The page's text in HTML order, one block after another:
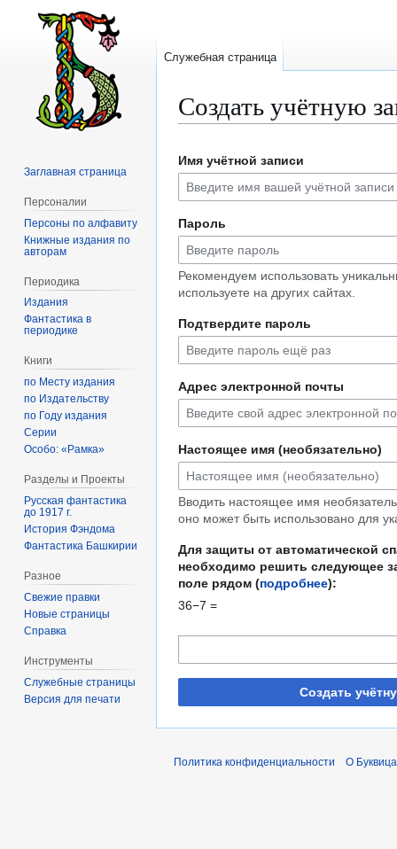
Создать учётную
к
навигации
к
поиску
Имя учётной записи
Пароль
Рекомендуем использовать
используете на других сайтах.
Подтвердите пароль
Адрес электронной почты
Настоящее имя (необязательно)
Вводить настоящее имя
оно может быть использовано для
Для защиты от автоматической
необходимо решить следующее
поле рядом (подробнее):
36−7 =
Создать
Служебная страница
Заглавная страница
Персоналии
Персоны по алфавиту
Книжные издания по
авторам
Периодика
Издания
Фантастика в
периодике
Книги
по Месту издания
по Издательству
по Году издания
Серии
Особо: «Рамка»
Разделы и Проекты
Русская фантастика
до 1917 г.
История Фэндома
Фантастика Башкирии
Разное
Свежие правки
Новые страницы
Справка
Инструменты
Служебные страницы
Версия для печати
Политика конфиденциальности О Буквица